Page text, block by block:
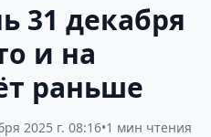
31 декабря
и на
раньше
2025 г. 08:16•1 мин чтения